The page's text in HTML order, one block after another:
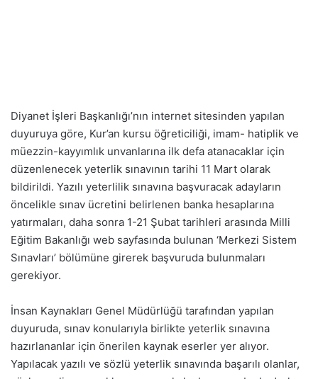
Diyanet İşleri Başkanlığı’nın internet sitesinden yapılan
duyuruya göre, Kur’an kursu öğreticiliği, imam- hatiplik ve
müezzin-kayyımlık unvanlarına ilk defa atanacaklar için
düzenlenecek yeterlik sınavının tarihi 11 Mart olarak
bildirildi. Yazılı yeterlilik sınavına başvuracak adayların
öncelikle sınav ücretini belirlenen banka hesaplarına
yatırmaları, daha sonra 1-21 Şubat tarihleri arasında Milli
Eğitim Bakanlığı web sayfasında bulunan ‘Merkezi Sistem
Sınavları’ bölümüne girerek başvuruda bulunmaları
gerekiyor.
İnsan Kaynakları Genel Müdürlüğü tarafından yapılan
duyuruda, sınav konularıyla birlikte yeterlik sınavına
hazırlananlar için önerilen kaynak eserler yer alıyor.
Yapılacak yazılı ve sözlü yeterlik sınavında başarılı olanlar,